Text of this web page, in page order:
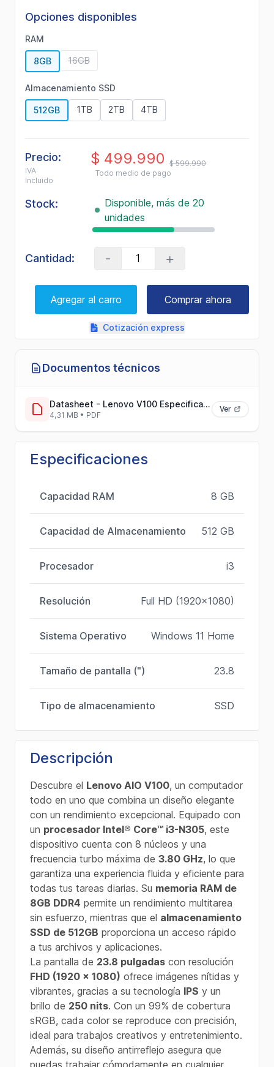
Read
3
Reviews.
Enlace
en
misma
página.
Opciones disponibles
RAM
8GB 16GB
Almacenamiento SSD
512GB 1TB 2TB 4TB
Precio:
IVA
Incluido
$ 499.990 $ 599.990
Todo medio de pago
Stock:
Disponible, más de 20
unidades
Cantidad: - +
Agregar al carro Comprar ahora
Cotización express
Documentos técnicos
Datasheet - Lenovo V100 Especificaciones y Características del Producto
4,31 MB • PDF
Ver
Especificaciones
Capacidad RAM 8 GB
Capacidad de Almacenamiento 512 GB
Procesador i3
Resolución Full HD (1920x1080)
Sistema Operativo Windows 11 Home
Tamaño de pantalla (") 23.8
Tipo de almacenamiento SSD
Descripción
Descubre el Lenovo AIO V100, un computador
todo en uno que combina un diseño elegante
con un rendimiento excepcional. Equipado con
un procesador Intel® Core™ i3-N305, este
dispositivo cuenta con 8 núcleos y una
frecuencia turbo máxima de 3.80 GHz, lo que
garantiza una experiencia fluida y eficiente para
todas tus tareas diarias. Su memoria RAM de
8GB DDR4 permite un rendimiento multitarea
sin esfuerzo, mientras que el almacenamiento
SSD de 512GB proporciona un acceso rápido
a tus archivos y aplicaciones.
La pantalla de 23.8 pulgadas con resolución
FHD (1920 x 1080) ofrece imágenes nítidas y
vibrantes, gracias a su tecnología IPS y un
brillo de 250 nits. Con un 99% de cobertura
sRGB, cada color se reproduce con precisión,
ideal para trabajos creativos y entretenimiento.
Además, su diseño antirreflejo asegura que
puedas trabajar cómodamente en cualquier